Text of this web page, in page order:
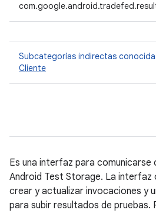
Subcategorías indirectas
Cliente
Es una interfaz para comunicarse
Android Test Storage. La
crear y actualizar invocaciones y
para subir resultados de